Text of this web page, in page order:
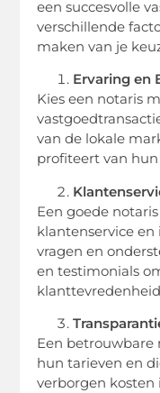
een succesvolle
verschillende
maken van je
Ervaring en
Kies een notaris
van de lokale
profiteert van
Een goede
klantenservice
vragen en
en testimonials
Een betrouwbare
hun tarieven en
verborgen